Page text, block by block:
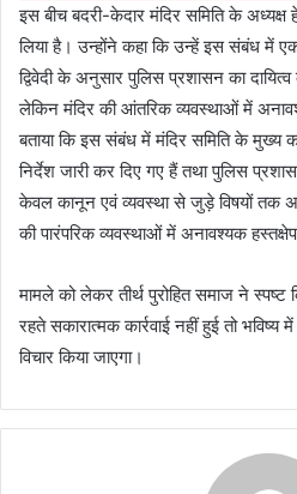
इस बीच बदरी-केदार मंदिर समिति के अध्यक्ष
लिया है। उन्होंने कहा कि उन्हें इस संबंध में
द्विवेदी के अनुसार पुलिस प्रशासन का
लेकिन मंदिर की आंतरिक व्यवस्थाओं में
बताया कि इस संबंध में मंदिर समिति के मुख्य
निर्देश जारी कर दिए गए हैं तथा पुलिस
केवल कानून एवं व्यवस्था से जुड़े विषयों तक
की पारंपरिक व्यवस्थाओं में अनावश्यक
मामले को लेकर तीर्थ पुरोहित समाज ने स्पष्ट
रहते सकारात्मक कार्रवाई नहीं हुई तो
विचार किया जाएगा।